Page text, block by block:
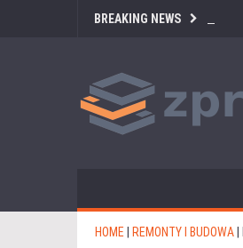
BREAKING NEWS
HOME REMONTY I BUDOWA